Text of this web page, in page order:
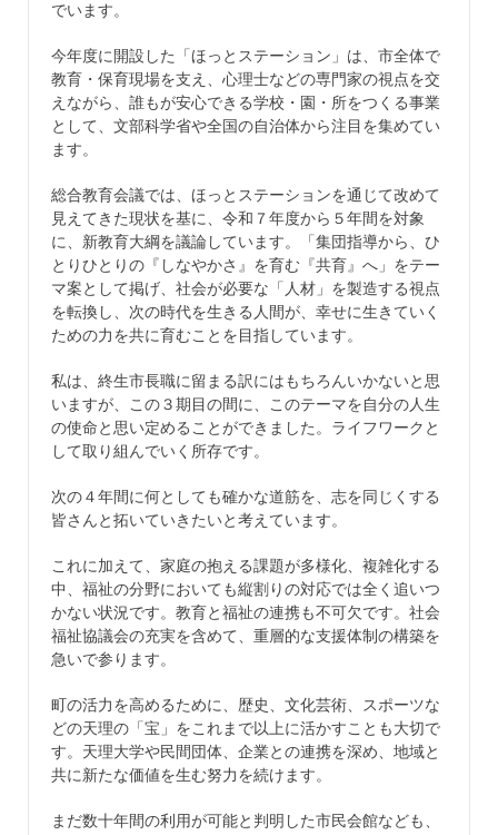
でいます。
今年度に開設した「ほっとステーション」は、市全体で
教育・保育現場を支え、心理士などの専門家の視点を交
えながら、誰もが安心できる学校・園・所をつくる事業
として、文部科学省や全国の自治体から注目を集めてい
ます。
総合教育会議では、ほっとステーションを通じて改めて
見えてきた現状を基に、令和７年度から５年間を対象
に、新教育大綱を議論しています。「集団指導から、ひ
とりひとりの『しなやかさ』を育む『共育』へ」をテー
マ案として掲げ、社会が必要な「人材」を製造する視点
を転換し、次の時代を生きる人間が、幸せに生きていく
ための力を共に育むことを目指しています。
私は、終生市長職に留まる訳にはもちろんいかないと思
いますが、この３期目の間に、このテーマを自分の人生
の使命と思い定めることができました。ライフワークと
して取り組んでいく所存です。
次の４年間に何としても確かな道筋を、志を同じくする
皆さんと拓いていきたいと考えています。
これに加えて、家庭の抱える課題が多様化、複雑化する
中、福祉の分野においても縦割りの対応では全く追いつ
かない状況です。教育と福祉の連携も不可欠です。社会
福祉協議会の充実を含めて、重層的な支援体制の構築を
急いで参ります。
町の活力を高めるために、歴史、文化芸術、スポーツな
どの天理の「宝」をこれまで以上に活かすことも大切で
す。天理大学や民間団体、企業との連携を深め、地域と
共に新たな価値を生む努力を続けます。
まだ数十年間の利用が可能と判明した市民会館なども、